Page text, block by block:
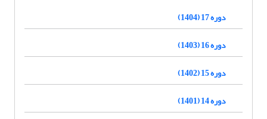
دوره 17 (1404)
دوره 16 (1403)
دوره 15 (1402)
دوره 14 (1401)